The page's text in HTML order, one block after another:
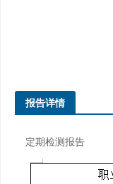
报告详情
定期检测 报告